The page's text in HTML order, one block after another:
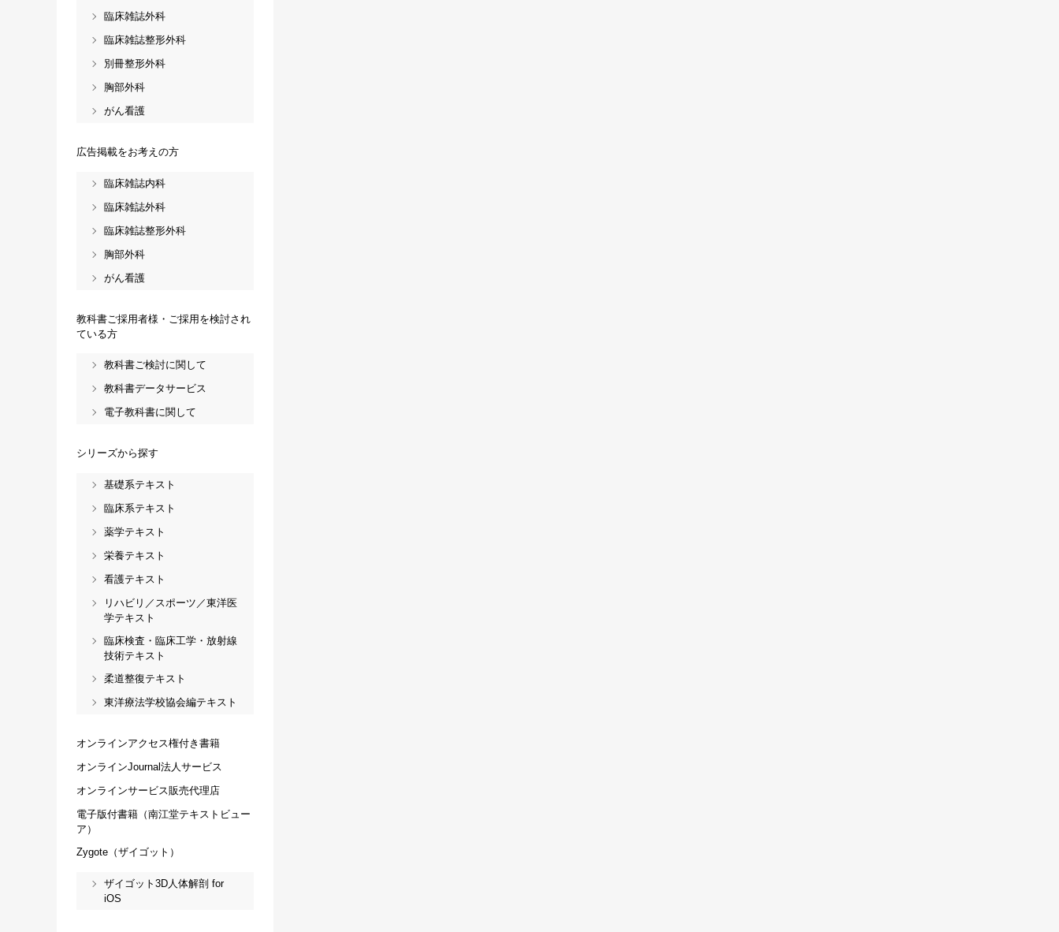
臨床雑誌外科
臨床雑誌整形外科
別冊整形外科
胸部外科
がん看護
広告掲載をお考えの方
臨床雑誌内科
臨床雑誌外科
臨床雑誌整形外科
胸部外科
がん看護
教科書ご採用者様・ご採用を検討され
ている方
教科書ご検討に関して
教科書データサービス
電子教科書に関して
シリーズから探す
基礎系テキスト
臨床系テキスト
薬学テキスト
栄養テキスト
看護テキスト
リハビリ／スポーツ／東洋医
学テキスト
臨床検査・臨床工学・放射線
技術テキスト
柔道整復テキスト
東洋療法学校協会編テキスト
オンラインアクセス権付き書籍
オンラインJournal法人サービス
オンラインサービス販売代理店
電子版付書籍（南江堂テキストビュー
ア）
Zygote（ザイゴット）
ザイゴット3D人体解剖 for
iOS